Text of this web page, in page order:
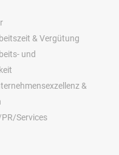
& Vergütung
und
&
Services